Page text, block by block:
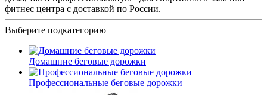
фитнес центра с доставкой по России.
Выберите подкатегорию
Домашние беговые дорожки
Профессиональные беговые дорожки